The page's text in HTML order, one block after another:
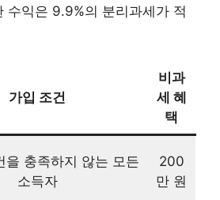
수익은 9.9%의 분리과세가 적
가입 조건
비과
세 혜
택
을 충족하지 않는 모든
소득자
200
만 원